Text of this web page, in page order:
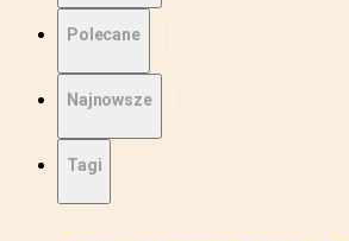
Polecane
Najnowsze
Tagi